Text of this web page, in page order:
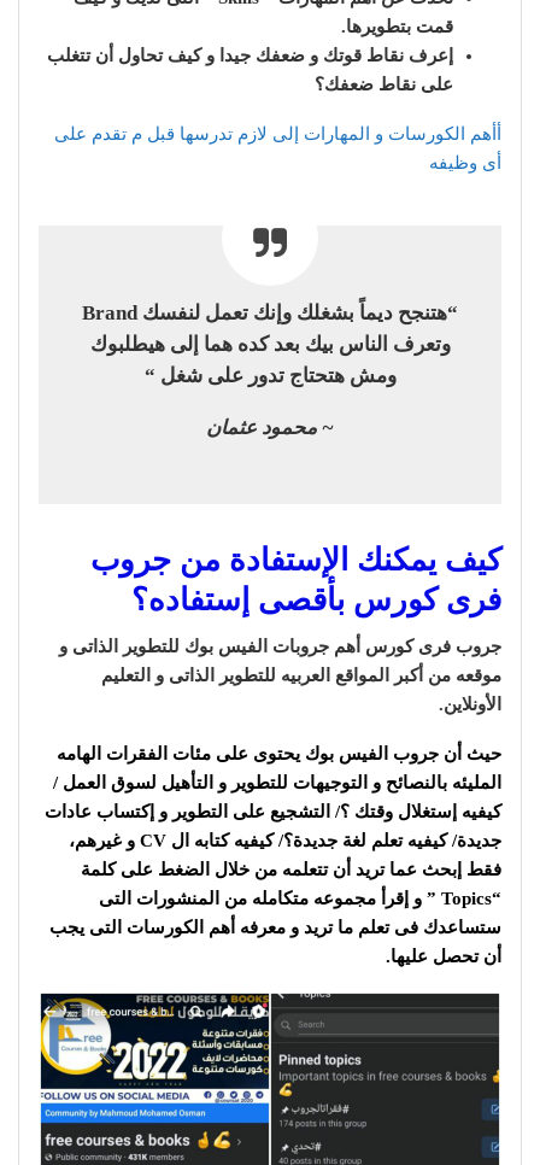
قمت بتطويرها.
إعرف نقاط قوتك و ضعفك جيدا و كيف تحاول أن تتغلب
على نقاط ضعفك؟
أأهم الكورسات و المهارات إلى لازم تدرسها قبل م تقدم على
أى وظيفه
“هتنجح ديماً بشغلك وإنك تعمل لنفسك Brand
وتعرف الناس بيك بعد كده هما إلى هيطلبوك
ومش هتحتاج تدور على شغل “
~ محمود عثمان
كيف يمكنك الإستفادة من جروب
فرى كورس بأقصى إستفاده؟
جروب فرى كورس أهم جروبات الفيس بوك للتطوير الذاتى و
موقعه من أكبر المواقع العربيه للتطوير الذاتى و التعليم
الأونلاين.
حيث أن جروب الفيس بوك يحتوى على مئات الفقرات الهامه
المليئه بالنصائح و التوجيهات للتطوير و التأهيل لسوق العمل /
كيفيه إستغلال وقتك ؟/ التشجيع على التطوير و إكتساب عادات
جديدة/ كيفيه تعلم لغة جديدة؟/ كيفيه كتابه ال CV و غيرهم،
فقط إبحث عما تريد أن تتعلمه من خلال الضغط على كلمة
“Topics ” و إقرأ مجموعه متكامله من المنشورات التى
ستساعدك فى تعلم ما تريد و معرفه أهم الكورسات التى يجب
أن تحصل عليها.